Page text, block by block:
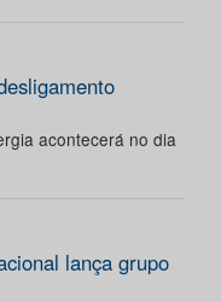
acontecerá no dia
lança grupo